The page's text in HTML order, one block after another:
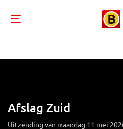
Afslag Zuid
Uitzending van maandag 11 mei